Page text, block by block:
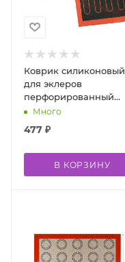
Коврик силиконовый
для эклеров
перфорированный
40х60 см
Много
477 ₽
В КОРЗИНУ